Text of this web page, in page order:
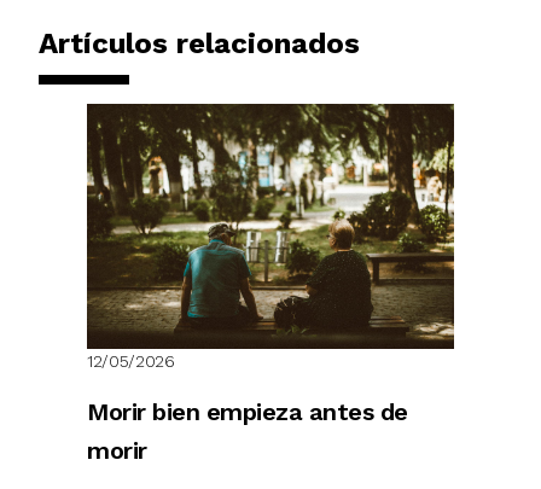
Artículos relacionados
12/05/2026
Morir bien empieza antes de
morir